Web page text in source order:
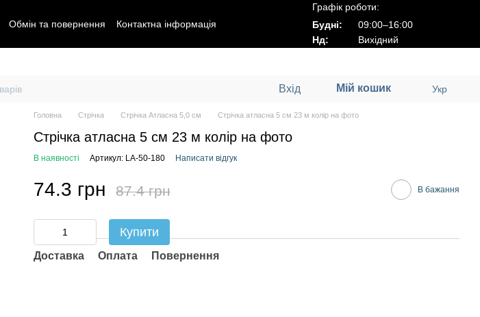
Обмін та повернення Контактна інформація
Графік роботи:
Будні:
09:00–16:00
Нд:
Вихідний
Вхід Мій кошик Укр
Головна Стрічка Стрічка Атласна 5,0 см Стрічка атласна 5 см 23 м колір на фото
Стрічка атласна 5 см 23 м колір на фото
В наявності Артикул: LA-50-180 Написати відгук
74.3 грн 87.4 грн В бажання
Купити
Доставка Оплата Повернення